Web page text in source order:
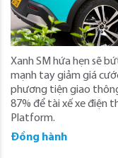
Xanh SM hứa hẹn sẽ
mạnh tay giảm giá
phương tiện giao
87% để tài xế xe điện
Platform.
Đồng hành